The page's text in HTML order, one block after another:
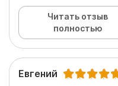
Читать отзыв
полностью
Евгений